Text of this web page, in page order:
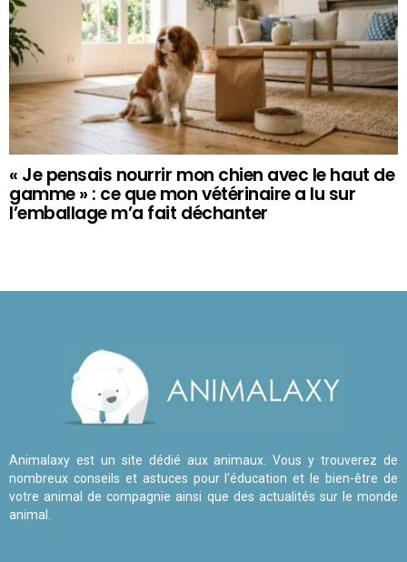
« Je pensais nourrir mon chien avec le haut de
gamme » : ce que mon vétérinaire a lu sur
l’emballage m’a fait déchanter
Animalaxy est un site dédié aux animaux. Vous y trouverez de
nombreux conseils et astuces pour l'éducation et le bien-être de
votre animal de compagnie ainsi que des actualités sur le monde
animal.